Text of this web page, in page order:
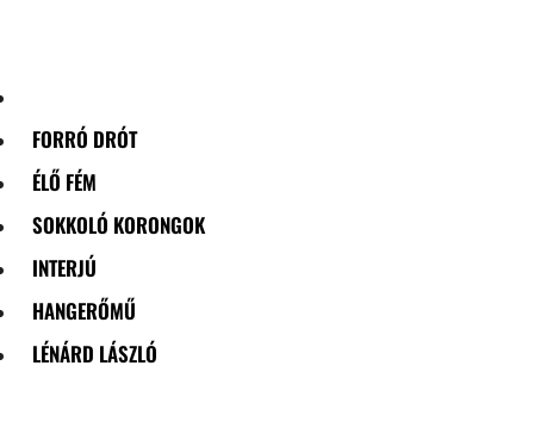
FORRÓ DRÓT
ÉLŐ FÉM
SOKKOLÓ KORONGOK
INTERJÚ
HANGERŐMŰ
LÉNÁRD LÁSZLÓ